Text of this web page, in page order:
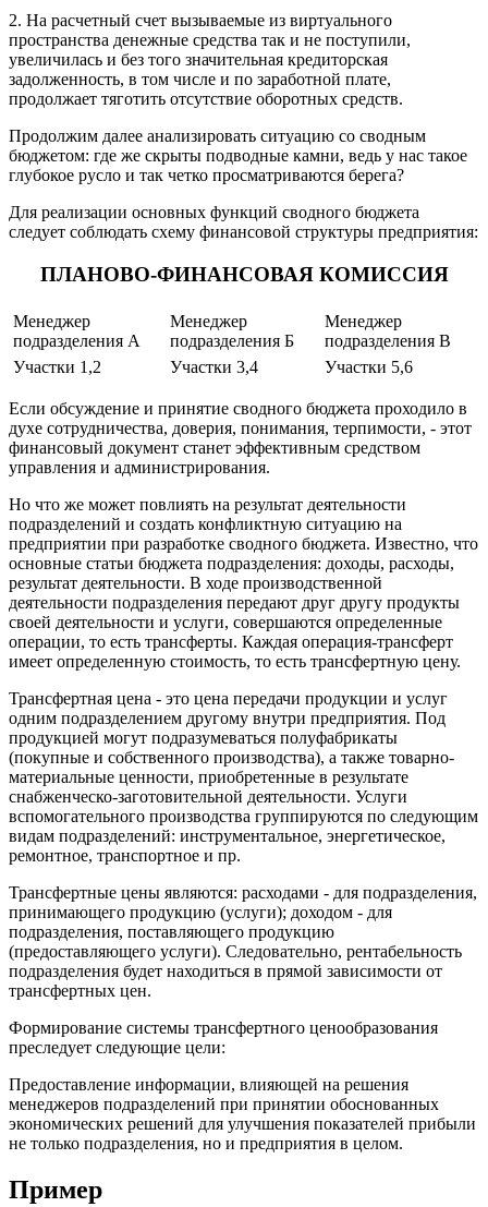
2. На расчетный счет вызываемые из виртуального
пространства денежные средства так и не поступили,
увеличилась и без того значительная кредиторская
задолженность, в том числе и по заработной плате,
продолжает тяготить отсутствие оборотных средств.
Продолжим далее анализировать ситуацию со сводным
бюджетом: где же скрыты подводные камни, ведь у нас такое
глубокое русло и так четко просматриваются берега?
Для реализации основных функций сводного бюджета
следует соблюдать схему финансовой структуры предприятия:
ПЛАНОВО-ФИНАНСОВАЯ КОМИССИЯ
Менеджер
подразделения А
Менеджер
подразделения Б
Менеджер
подразделения В
Участки 1,2
Участки 3,4 Участки 5,6
Если обсуждение и принятие сводного бюджета проходило в
духе сотрудничества, доверия, понимания, терпимости, - этот
финансовый документ станет эффективным средством
управления и администрирования.
Но что же может повлиять на результат деятельности
подразделений и создать конфликтную ситуацию на
предприятии при разработке сводного бюджета. Известно, что
основные статьи бюджета подразделения: доходы, расходы,
результат деятельности. В ходе производственной
деятельности подразделения передают друг другу продукты
своей деятельности и услуги, совершаются определенные
операции, то есть трансферты. Каждая операция-трансферт
имеет определенную стоимость, то есть трансфертную цену.
Трансфертная цена - это цена передачи продукции и услуг
одним подразделением другому внутри предприятия. Под
продукцией могут подразумеваться полуфабрикаты
(покупные и собственного производства), а также товарно-
материальные ценности, приобретенные в результате
снабженческо-заготовительной деятельности. Услуги
вспомогательного производства группируются по следующим
видам подразделений: инструментальное, энергетическое,
ремонтное, транспортное и пр.
Трансфертные цены являются: расходами - для подразделения,
принимающего продукцию (услуги); доходом - для
подразделения, поставляющего продукцию
(предоставляющего услуги). Следовательно, рентабельность
подразделения будет находиться в прямой зависимости от
трансфертных цен.
Формирование системы трансфертного ценообразования
преследует следующие цели:
Предоставление информации, влияющей на решения
менеджеров подразделений при принятии обоснованных
экономических решений для улучшения показателей прибыли
не только подразделения, но и предприятия в целом.
Пример